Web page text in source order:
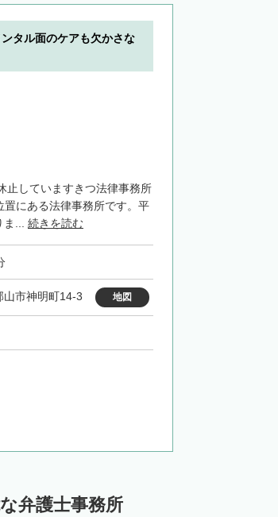
タル面のケアも欠かさな
止していますきつ法律事務所
にある法律事務所です。平
... 続きを読む
市神明町14-3 地図
弁護士事務所